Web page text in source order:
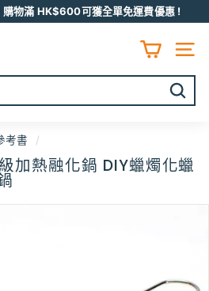
物滿 HK$600可獲全單免運費優惠 !
網頁
開
考書 /
加熱融化鍋 DIY蠟燭化蠟